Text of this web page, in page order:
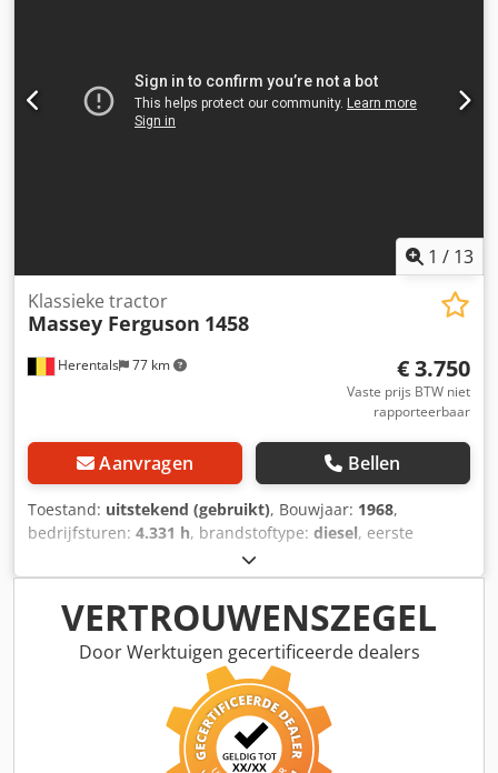
1 / 13
Herentals 77 km
Klassieke tractor
Massey Ferguson 1458
€ 3.750
Vaste prijs BTW niet
rapporteerbaar
Aanvragen Bellen
Toestand: uitstekend (gebruikt), Bouwjaar: 1968,
bedrijfsturen: 4.331 h, brandstoftype: diesel, eerste
rood
goed Optische staat: zeer goed Cedpfx Aleyr Ayvj Rerf
Neem contact op met Thierry Leemans voor meer
informatie.
VERTROUWENSZEGEL
Door Werktuigen gecertificeerde dealers